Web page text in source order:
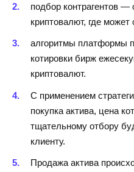
подбор контрагентов
криптовалют, где
алгоритмы платформы
котировки бирж
криптовалют.
С применением
покупка актива, цена
тщательному отбору
клиенту.
Продажа актива